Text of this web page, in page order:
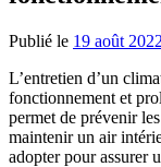
Publié le 19 août 2022
L’entretien d’un
fonctionnement et
permet de prévenir
maintenir un air
adopter pour assurer